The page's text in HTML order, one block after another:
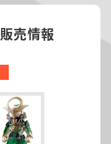
販売情報